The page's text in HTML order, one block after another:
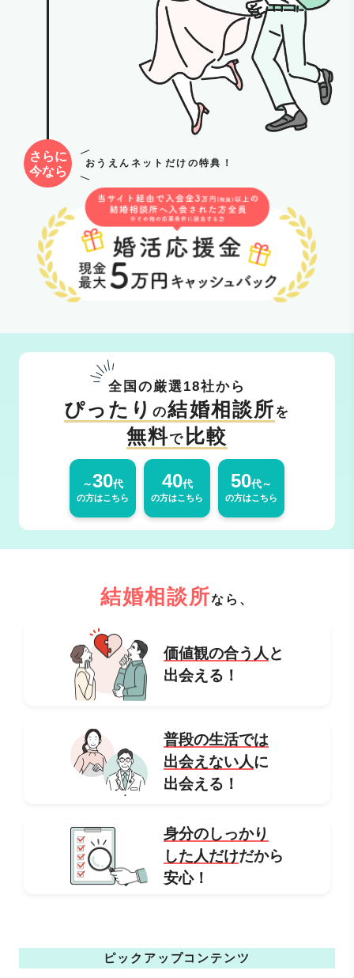
さらに
今なら
おうえんネットだけの特典！
全国の厳選18社から
ぴったりの結婚相談所を
無料で 比較
～30代
の方はこちら
40代
の方はこちら
50代～
の方はこちら
結婚相談所なら、
価値観の合う人 と
出会える！
普段の生活では
出会えない人に
出会える！
身分のしっかり
した人だけだから
安心！
ピックアップコンテンツ